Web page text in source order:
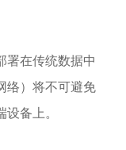
署在传统数据中
络）将不可避免
备上。